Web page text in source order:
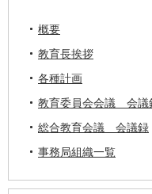
概要
教育長挨拶
各種計画
教育委員会会議 会議
総合教育会議 会議録
事務局組織一覧